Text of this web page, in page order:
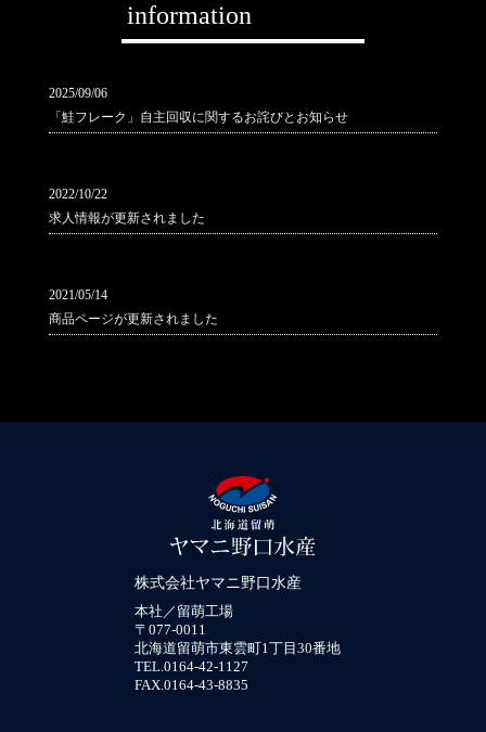
information
2025/09/06
「鮭フレーク」自主回収に関するお詫びとお知らせ
2022/10/22
求人情報が更新されました
2021/05/14
商品ページが更新されました
株式会社ヤマニ野口水産
本社／留萌工場
〒077-0011
北海道留萌市東雲町1丁目30番地
TEL.0164-42-1127
FAX.0164-43-8835